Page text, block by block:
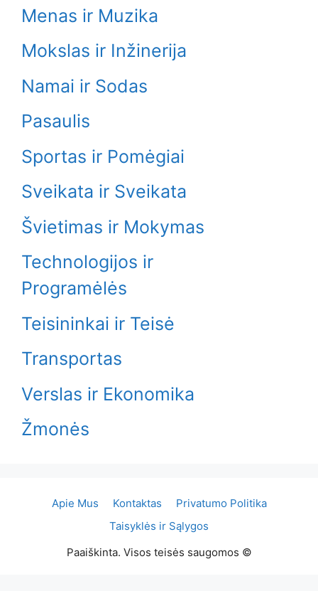
Menas ir Muzika
Mokslas ir Inžinerija
Namai ir Sodas
Pasaulis
Sportas ir Pomėgiai
Sveikata ir Sveikata
Švietimas ir Mokymas
Technologijos ir
Programėlės
Teisininkai ir Teisė
Transportas
Verslas ir Ekonomika
Žmonės
Apie Mus Kontaktas
Privatumo Politika
Taisyklės ir Sąlygos
Paaiškinta. Visos teisės saugomos ©